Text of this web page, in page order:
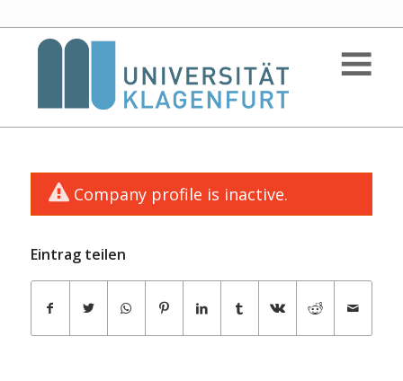
Company profile is inactive.
Eintrag teilen